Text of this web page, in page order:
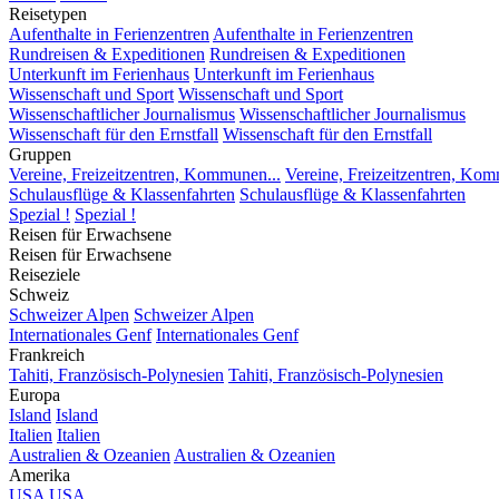
Reisetypen
Aufenthalte in Ferienzentren Aufenthalte in Ferienzentren
Rundreisen & Expeditionen Rundreisen & Expeditionen
Unterkunft im Ferienhaus Unterkunft im Ferienhaus
Wissenschaft und Sport Wissenschaft und Sport
Wissenschaftlicher Journalismus Wissenschaftlicher Journalismus
Wissenschaft für den Ernstfall Wissenschaft für den Ernstfall
Gruppen
Vereine, Freizeitzentren, Kommunen... Vereine, Freizeitzentren,
Schulausflüge & Klassenfahrten Schulausflüge & Klassenfahrten
Spezial ! Spezial !
Reisen für Erwachsene
Reisen für Erwachsene
Reiseziele
Schweiz
Schweizer Alpen Schweizer Alpen
Internationales Genf Internationales Genf
Frankreich
Tahiti, Französisch-Polynesien Tahiti, Französisch-Polynesien
Europa
Island Island
Italien Italien
Australien & Ozeanien Australien & Ozeanien
Amerika
USA USA